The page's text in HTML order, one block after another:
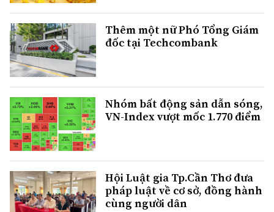
Thêm một nữ Phó Tổng Giám
đốc tại Techcombank
Nhóm bất động sản dẫn sóng,
VN-Index vượt mốc 1.770 điểm
Hội Luật gia Tp.Cần Thơ đưa
pháp luật về cơ sở, đồng hành
cùng người dân